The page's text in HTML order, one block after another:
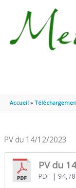
Accueil
PV du 14/12/2023
PV du
PDF| 94,78